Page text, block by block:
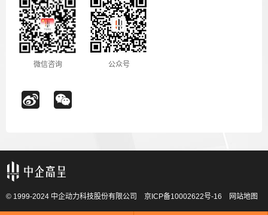
微信咨询 公众号
© 1999-2024 中企动力科技股份有限公司 京ICP备10002622号-16 网站地图